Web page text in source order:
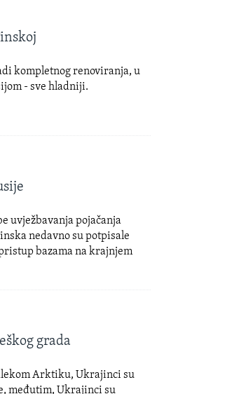
kompletnog renoviranja, u
- sve hladniji.
uvježbavanja pojačanja
nedavno su potpisale
bazama na krajnjem
grada
Arktiku, Ukrajinci su
međutim, Ukrajinci su